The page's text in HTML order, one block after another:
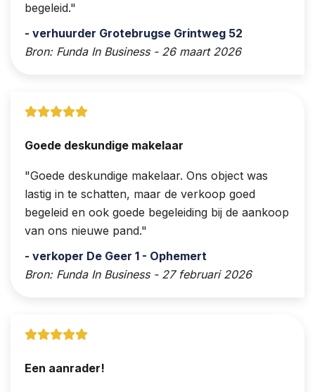
begeleid.
- verhuurder Grotebrugse Grintweg 52
Bron: Funda In Business - 26 maart 2026
Goede deskundige makelaar
Goede deskundige makelaar. Ons object was
lastig in te schatten, maar de verkoop goed
begeleid en ook goede begeleiding bij de aankoop
van ons nieuwe pand.
- verkoper De Geer 1 - Ophemert
Bron: Funda In Business - 27 februari 2026
Een aanrader!